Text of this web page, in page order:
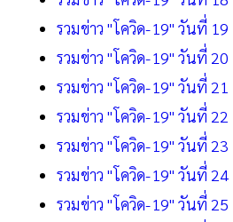
รวมข่าว "โควิด-19" วันที่
รวมข่าว "โควิด-19" วันที่
รวมข่าว "โควิด-19" วันที่
รวมข่าว "โควิด-19" วันที่
รวมข่าว "โควิด-19" วันที่
รวมข่าว "โควิด-19" วันที่
รวมข่าว "โควิด-19" วันที่